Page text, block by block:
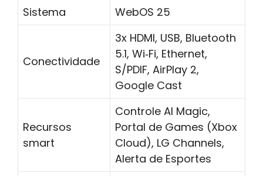
Sistema
WebOS 25
Conectividade
3x HDMI, USB, Bluetooth
5.1, Wi‑Fi, Ethernet,
S/PDIF, AirPlay 2,
Google Cast
Recursos
smart
Controle AI Magic,
Portal de Games (Xbox
Cloud), LG Channels,
Alerta de Esportes